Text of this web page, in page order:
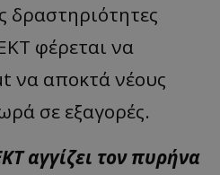
δραστηριότητες
φέρεται να
να αποκτά νέους
σε εξαγορές.
αγγίζει τον πυρήνα